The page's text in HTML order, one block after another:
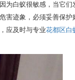
为白蚁很敏感，当它们
害迹象，必须妥善保护
应及时与专业花都区白